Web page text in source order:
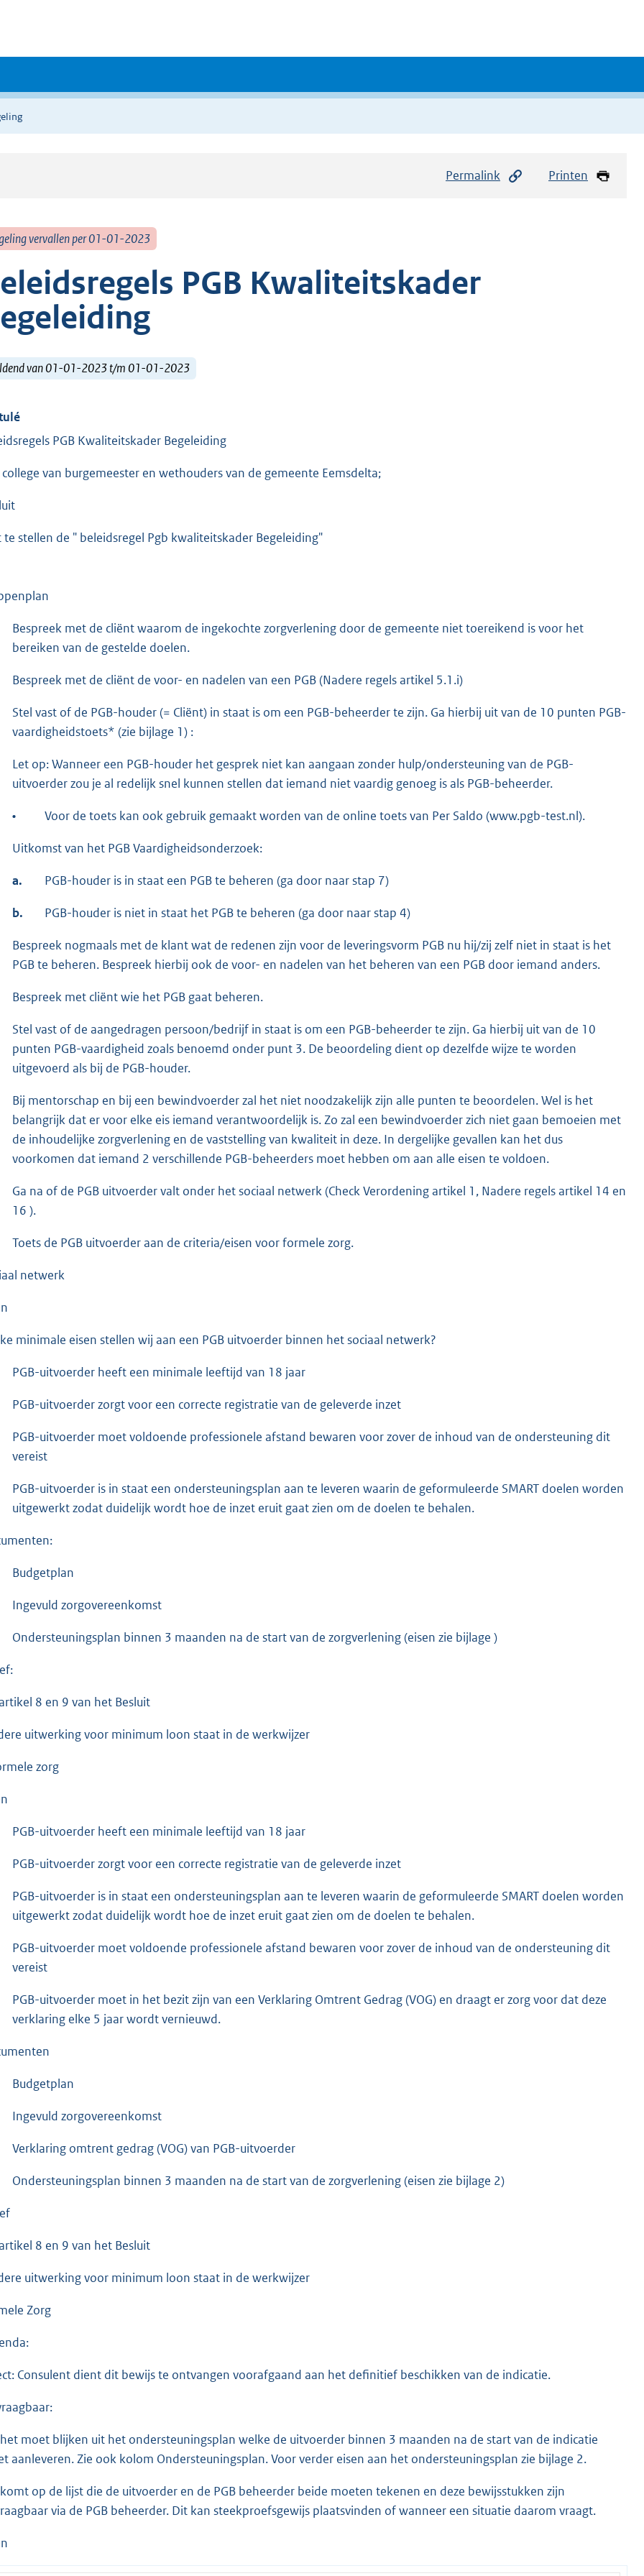
Permalink Printen
vervallen per 01-01-2023
PGB Kwaliteitskader
van 01-01-2023 t/m 01-01-2023
PGB Kwaliteitskader Begeleiding
van burgemeester en wethouders van de gemeente Eemsdelta;
te stellen de " beleidsregel Pgb kwaliteitskader Begeleiding"
Bespreek met de cliënt waarom de ingekochte zorgverlening door de gemeente niet toereikend is voor het
bereiken van de gestelde doelen.
Bespreek met de cliënt de voor- en nadelen van een PGB (Nadere regels artikel 5.1.i)
Stel vast of de PGB-houder (= Cliënt) in staat is om een PGB-beheerder te zijn. Ga hierbij uit van de 10 punten PGB-
vaardigheidstoets* (zie bijlage 1) :
Let op: Wanneer een PGB-houder het gesprek niet kan aangaan zonder hulp/ondersteuning van de PGB-
uitvoerder zou je al redelijk snel kunnen stellen dat iemand niet vaardig genoeg is als PGB-beheerder.
• Voor de toets kan ook gebruik gemaakt worden van de online toets van Per Saldo (www.pgb-test.nl).
Uitkomst van het PGB Vaardigheidsonderzoek:
a. PGB-houder is in staat een PGB te beheren (ga door naar stap 7)
b. PGB-houder is niet in staat het PGB te beheren (ga door naar stap 4)
Bespreek nogmaals met de klant wat de redenen zijn voor de leveringsvorm PGB nu hij/zij zelf niet in staat is het
PGB te beheren. Bespreek hierbij ook de voor- en nadelen van het beheren van een PGB door iemand anders.
Bespreek met cliënt wie het PGB gaat beheren.
Stel vast of de aangedragen persoon/bedrijf in staat is om een PGB-beheerder te zijn. Ga hierbij uit van de 10
punten PGB-vaardigheid zoals benoemd onder punt 3. De beoordeling dient op dezelfde wijze te worden
uitgevoerd als bij de PGB-houder.
Bij mentorschap en bij een bewindvoerder zal het niet noodzakelijk zijn alle punten te beoordelen. Wel is het
belangrijk dat er voor elke eis iemand verantwoordelijk is. Zo zal een bewindvoerder zich niet gaan bemoeien met
de inhoudelijke zorgverlening en de vaststelling van kwaliteit in deze. In dergelijke gevallen kan het dus
voorkomen dat iemand 2 verschillende PGB-beheerders moet hebben om aan alle eisen te voldoen.
Ga na of de PGB uitvoerder valt onder het sociaal netwerk (Check Verordening artikel 1, Nadere regels artikel 14 en
16 ).
Toets de PGB uitvoerder aan de criteria/eisen voor formele zorg.
netwerk
minimale eisen stellen wij aan een PGB uitvoerder binnen het sociaal netwerk?
PGB-uitvoerder heeft een minimale leeftijd van 18 jaar
PGB-uitvoerder zorgt voor een correcte registratie van de geleverde inzet
PGB-uitvoerder moet voldoende professionele afstand bewaren voor zover de inhoud van de ondersteuning dit
vereist
PGB-uitvoerder is in staat een ondersteuningsplan aan te leveren waarin de geformuleerde SMART doelen worden
uitgewerkt zodat duidelijk wordt hoe de inzet eruit gaat zien om de doelen te behalen.
Budgetplan
Ingevuld zorgovereenkomst
Ondersteuningsplan binnen 3 maanden na de start van de zorgverlening (eisen zie bijlage )
8 en 9 van het Besluit
uitwerking voor minimum loon staat in de werkwijzer
zorg
PGB-uitvoerder heeft een minimale leeftijd van 18 jaar
PGB-uitvoerder zorgt voor een correcte registratie van de geleverde inzet
PGB-uitvoerder is in staat een ondersteuningsplan aan te leveren waarin de geformuleerde SMART doelen worden
uitgewerkt zodat duidelijk wordt hoe de inzet eruit gaat zien om de doelen te behalen.
PGB-uitvoerder moet voldoende professionele afstand bewaren voor zover de inhoud van de ondersteuning dit
vereist
PGB-uitvoerder moet in het bezit zijn van een Verklaring Omtrent Gedrag (VOG) en draagt er zorg voor dat deze
verklaring elke 5 jaar wordt vernieuwd.
Budgetplan
Ingevuld zorgovereenkomst
Verklaring omtrent gedrag (VOG) van PGB-uitvoerder
Ondersteuningsplan binnen 3 maanden na de start van de zorgverlening (eisen zie bijlage 2)
8 en 9 van het Besluit
uitwerking voor minimum loon staat in de werkwijzer
Zorg
Consulent dient dit bewijs te ontvangen voorafgaand aan het definitief beschikken van de indicatie.
moet blijken uit het ondersteuningsplan welke de uitvoerder binnen 3 maanden na de start van de indicatie
aanleveren. Zie ook kolom Ondersteuningsplan. Voor verder eisen aan het ondersteuningsplan zie bijlage 2.
op de lijst die de uitvoerder en de PGB beheerder beide moeten tekenen en deze bewijsstukken zijn
via de PGB beheerder. Dit kan steekproefsgewijs plaatsvinden of wanneer een situatie daarom vraagt.